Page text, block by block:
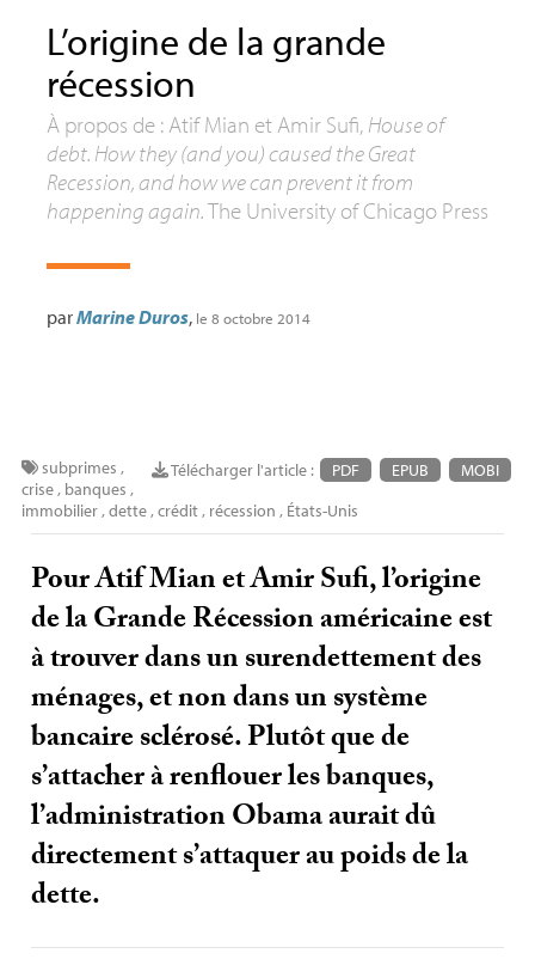
L’origine de la grande
récession
À propos de : Atif Mian et Amir Sufi, House of
debt. How they (and you) caused the Great
Recession, and how we can prevent it from
happening again.The University of Chicago Press
parMarine Duros, le 8 octobre 2014
Télécharger l'article : PDF EPUB MOBI
subprimes ,
crise, banques ,
immobilier,dette,crédit, récession , États-Unis
Pour Atif Mian et Amir Sufi, l’origine
de la Grande Récession américaine est
à trouver dans un surendettement des
ménages, et non dans un système
bancaire sclérosé. Plutôt que de
s’attacher à renflouer les banques,
l’administration Obama aurait dû
directement s’attaquer au poids de la
dette.